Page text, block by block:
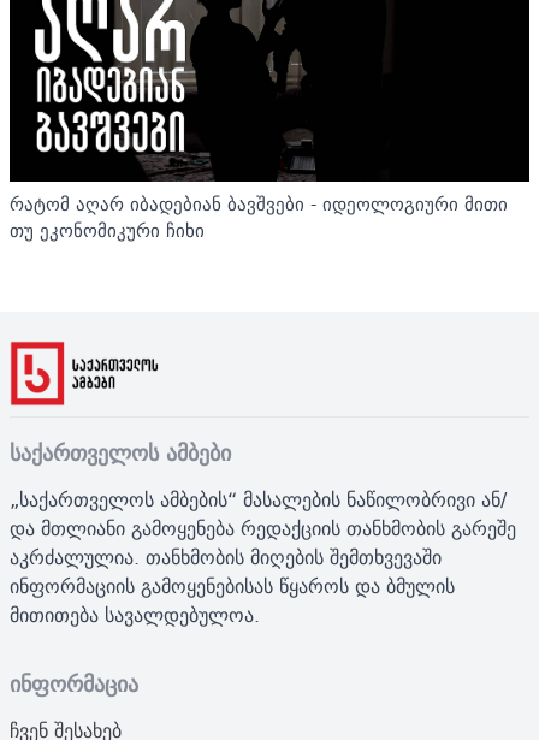
რატომ აღარ იბადებიან ბავშვები - იდეოლოგიური მითი
თუ ეკონომიკური ჩიხი
საქართველოს ამბები
„საქართველოს ამბების“ მასალების ნაწილობრივი ან/
და მთლიანი გამოყენება რედაქციის თანხმობის გარეშე
აკრძალულია. თანხმობის მიღების შემთხვევაში
ინფორმაციის გამოყენებისას წყაროს და ბმულის
მითითება სავალდებულოა.
ინფორმაცია
ჩვენ შესახებ